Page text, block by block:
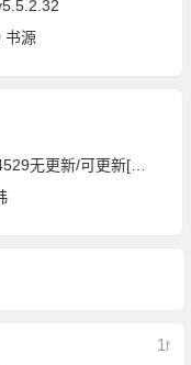
书源
[纯净精简版/深度精简版]
1F